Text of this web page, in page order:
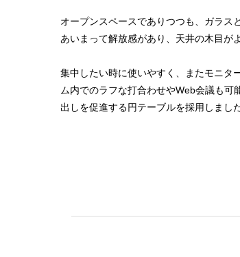
オープンスペースでありつつも、ガラス
あいまって解放感があり、天井の木目が
集中したい時に使いやすく、またモニタ
ム内でのラフな打合わせやWeb会議も可
出しを促進する円テーブルを採用しました